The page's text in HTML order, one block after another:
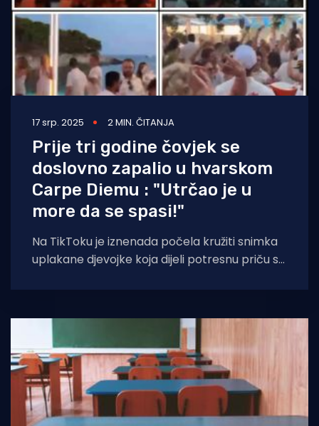
17 srp. 2025 2 MIN. ČITANJA
Prije tri godine čovjek se
doslovno zapalio u hvarskom
Carpe Diemu : "Utrčao je u
more da se spasi!"
Na TikToku je iznenada počela kružiti snimka
uplakane djevojke koja dijeli potresnu priču s